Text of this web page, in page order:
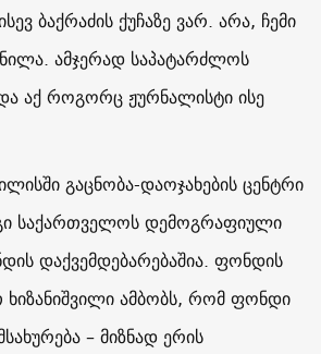
ბაქრაძის ქუჩაზე ვარ. არა, ჩემი
ამჯერად საპატარძლოს
აქ როგორც ჟურნალისტი ისე
გაცნობა-დაოჯახების ცენტრი
საქართველოს დემოგრაფიული
დაქვემდებარებაშია. ფონდის
ხიზანიშვილი ამბობს, რომ ფონდი
– მიზნად ერის